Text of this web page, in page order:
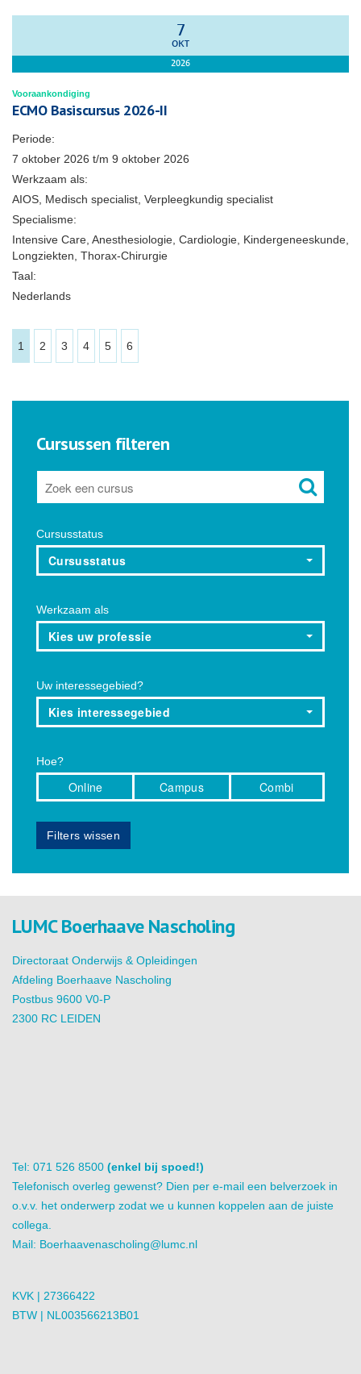
7
OKT
2026
Vooraankondiging
ECMO Basiscursus 2026-II
Periode:
7 oktober 2026 t/m 9 oktober 2026
Werkzaam als:
AIOS, Medisch specialist, Verpleegkundig specialist
Specialisme:
Intensive Care, Anesthesiologie, Cardiologie, Kindergeneeskunde,
Longziekten, Thorax-Chirurgie
Taal:
Nederlands
1 2 3 4 5 6
Cursussen filteren
Cursusstatus
Cursusstatus
Werkzaam als
Kies uw professie
Uw interessegebied?
Kies interessegebied
Hoe?
Online Campus Combi
Filters wissen
LUMC Boerhaave Nascholing
Directoraat Onderwijs & Opleidingen
Afdeling Boerhaave Nascholing
Postbus 9600 V0-P
2300 RC LEIDEN
Tel: 071 526 8500 (enkel bij spoed!)
Telefonisch overleg gewenst? Dien per e-mail een belverzoek in
o.v.v. het onderwerp zodat we u kunnen koppelen aan de juiste
collega.
Mail: Boerhaavenascholing@lumc.nl
KVK | 27366422
BTW | NL003566213B01